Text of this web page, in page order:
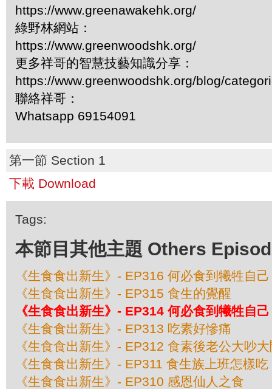
https://www.greenawakehk.org/
綠野林網站：
https://www.greenwoodshk.org/
更多祥哥的智慧技藝知識分享：
https://www.greenwoodshk.org/blog/
聯絡祥哥：
Whatsapp 69154091
第一節 Section 1
下載 Download
Tags:
本節目其他主題 Others
《生食食出新生》- EP316 何必食到犧牲自己
《生食食出新生》- EP315 食生的覺醒
《生食食出新生》- EP314 何必食到犧牲自己
《生食食出新生》- EP313 吃素好慘痛
《生食食出新生》- EP312 食素後老公大吵
《生食食出新生》- EP311 食生族上班怎樣吃
《生食食出新生》- EP310 感恩仙人之食